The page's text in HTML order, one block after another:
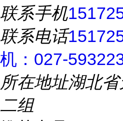
联系手机
联系电话
机：027-
所在地址湖北
二组